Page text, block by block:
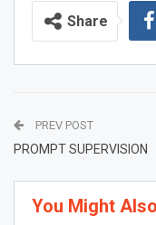
Share
PREV POST
PROMPT SUPERVISION
You Might